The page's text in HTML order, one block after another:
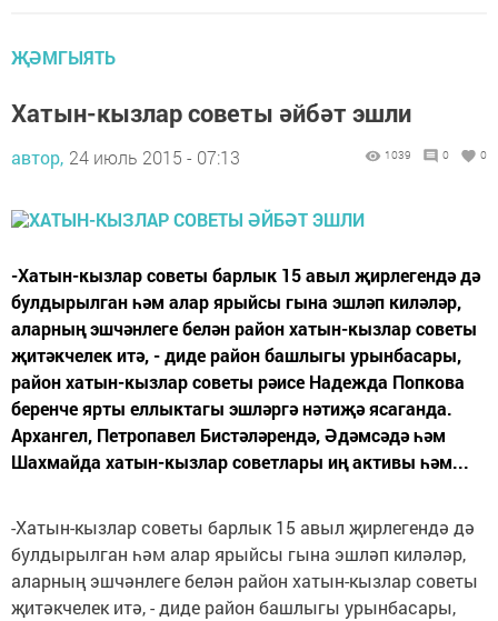
ҖӘМГЫЯТЬ
Хатын-кызлар советы әйбәт эшли
автор, 24 июль 2015 - 07:13 1039 0 0
-Хатын-кызлар советы барлык 15 авыл җирлегендә дә
булдырылган һәм алар ярыйсы гына эшләп киләләр,
аларның эшчәнлеге белән район хатын-кызлар советы
җитәкчелек итә, - диде район башлыгы урынбасары,
район хатын-кызлар советы рәисе Надежда Попкова
беренче ярты еллыктагы эшләргә нәтиҗә ясаганда.
Архангел, Петропавел Бистәләрендә, Әдәмсәдә һәм
Шахмайда хатын-кызлар советлары иң активы һәм...
-Хатын-кызлар советы барлык 15 авыл җирлегендә дә
булдырылган һәм алар ярыйсы гына эшләп киләләр,
аларның эшчәнлеге белән район хатын-кызлар советы
җитәкчелек итә, - диде район башлыгы урынбасары,